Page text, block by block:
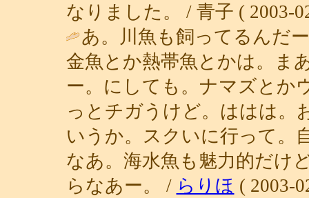
なりました。 / 青子 ( 2003-
あ。川魚も飼ってるんだ
金魚とか熱帯魚とかは。ま
ー。にしても。ナマズとか
っとチガうけど。ははは。
いうか。スクいに行って。
なあ。海水魚も魅力的だけ
らなあー。 / らりほ ( 2003-